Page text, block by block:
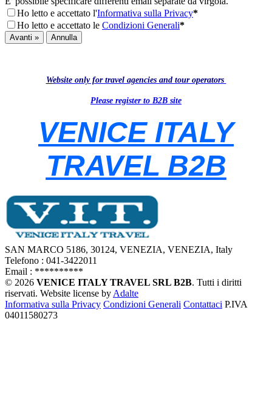
Ho letto e accettato l'Informativa sulla Privacy*
Ho letto e accettato le Condizioni Generali*
Avanti » Annulla
Website only for travel agencies and tour operators
Please register to B2B site
VENICE ITALY
TRAVEL B2B
SAN MARCO 5186, 30124, VENEZIA, VENEZIA, Italy
Telefono : 041-3422011
Email : **********
© 2026 VENICE ITALY TRAVEL SRL B2B. Tutti i diritti
riservati. Website license by Adalte
Informativa sulla Privacy Condizioni Generali Contattaci P.IVA
04011580273